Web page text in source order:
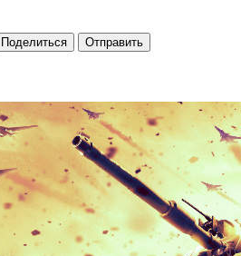
Поделиться Отправить